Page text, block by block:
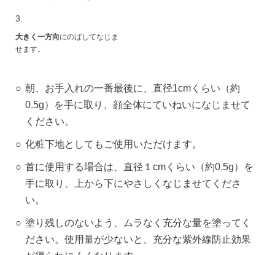
3.
大きく一方向にのばしてなじま
せます。
朝、お手入れの一番最後に、直径1cmくらい（約
0.5g）を手に取り、顔全体にていねいになじませて
ください。
化粧下地としてもご使用いただけます。
首に使用する場合は、直径１cmくらい（約0.5g）を
手に取り、上から下にやさしくなじませてくださ
い。
塗り残しのないよう、ムラなく充分な量を塗ってく
ださい。使用量が少ないと、充分な紫外線防止効果